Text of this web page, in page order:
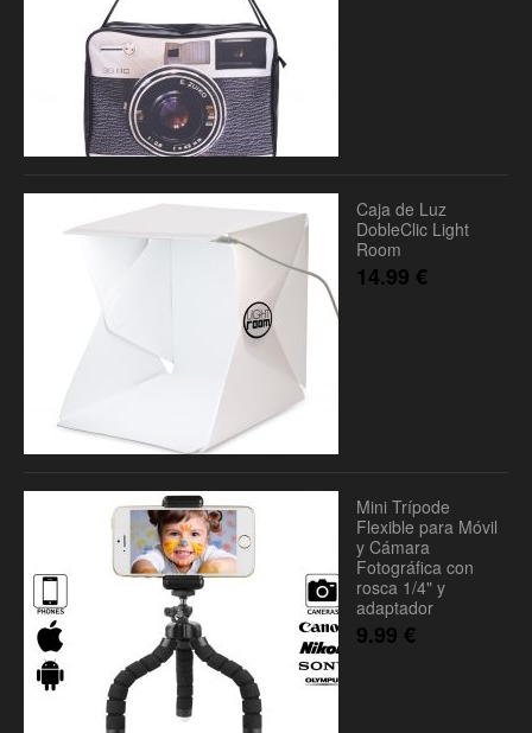
Caja de Luz
DobleClic Light
Room
14.99 €
Mini Trípode
Flexible para Móvil
y Cámara
Fotográfica con
rosca 1/4" y
adaptador
9.99 €